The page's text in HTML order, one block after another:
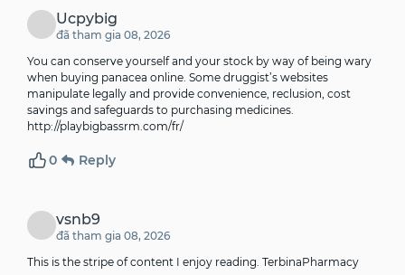
Ucpybig
đã tham gia 08, 2026
You can conserve yourself and your stock by way of being wary
when buying panacea online. Some druggist’s websites
manipulate legally and provide convenience, reclusion, cost
savings and safeguards to purchasing medicines.
http://playbigbassrm.com/fr/
0 Reply
vsnb9
đã tham gia 08, 2026
This is the stripe of content I enjoy reading. TerbinaPharmacy